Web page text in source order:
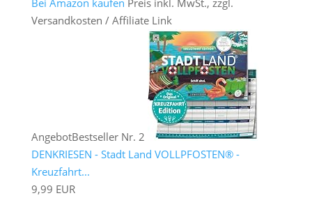
Versandkosten / Affiliate Link
AngebotBestseller Nr. 2
DENKRIESEN - Stadt Land VOLLPFOSTEN® -
Kreuzfahrt...
9,99 EUR